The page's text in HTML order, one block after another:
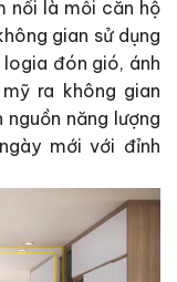
nổi là mỗi căn hộ
gian sử dụng
logia đón gió, ánh
ra không gian
năng lượng
mới với đỉnh